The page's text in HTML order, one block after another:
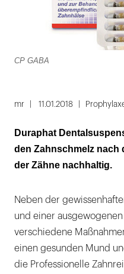
CP GABA
mr 11.01.2018
Duraphat
den Zahnschmelz nach
der Zähne nachhaltig.
Neben der
und einer
verschiedene
einen gesunden Mund
die Professionelle